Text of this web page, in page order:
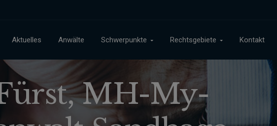
Aktuelles Anwälte Schwerpunkte Rechtsgebiete Kontakt
MH-My-